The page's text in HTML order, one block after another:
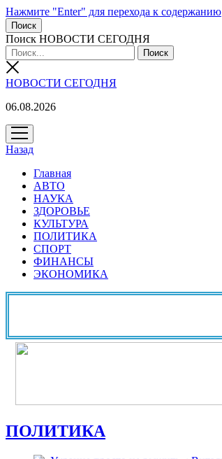
Нажмите "Enter" для перехода к содержанию
Поиск
Поиск НОВОСТИ СЕГОДНЯ
НОВОСТИ СЕГОДНЯ
06.08.2026
открыть
меню
Назад
Главная
АВТО
НАУКА
ЗДОРОВЬЕ
КУЛЬТУРА
ПОЛИТИКА
СПОРТ
ФИНАНСЫ
ЭКОНОМИКА
ПОЛИТИКА